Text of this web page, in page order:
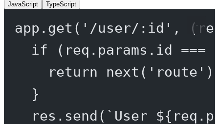
JavaScript TypeScript
app. get ( '/user/:id' , (
if (req.params.id ===
return
next ( 'route'
}
res. send ( `User ${ req .